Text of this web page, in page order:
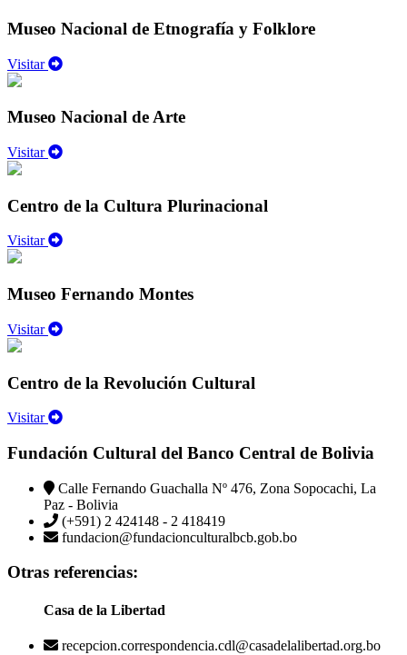
Museo Nacional de Etnografía y Folklore
Visitar
Museo Nacional de Arte
Visitar
Centro de la Cultura Plurinacional
Visitar
Museo Fernando Montes
Visitar
Centro de la Revolución Cultural
Visitar
Fundación Cultural del Banco Central de Bolivia
Calle Fernando Guachalla Nº 476, Zona Sopocachi, La
Paz - Bolivia
(+591) 2 424148 - 2 418419
fundacion@fundacionculturalbcb.gob.bo
Otras referencias:
Casa de la Libertad
recepcion.correspondencia.cdl@casadelalibertad.org.bo